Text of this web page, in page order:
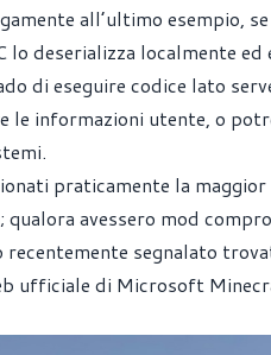
all’ultimo esempio,
deserializza localmente ed
di eseguire codice lato
le informazioni utente, o
praticamente la
avessero mod
segnalato
ufficiale di Microsoft